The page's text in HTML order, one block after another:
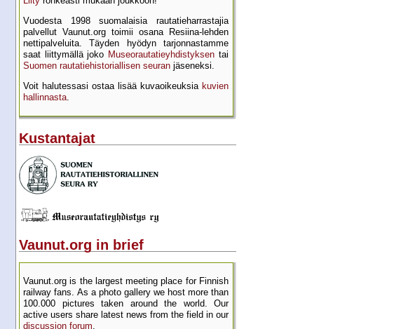
Vuodesta 1998 suomalaisia rautatie­harrastajia
palvellut Vaunut.org toimii osana Resiina-lehden
netti­palveluita. Täyden hyödyn tarjon­nastamme
saat liittymällä joko Museo­rautatie­yhdistyksen tai
Suomen rautatie­historial­lisen seuran jäseneksi.
Voit halutessasi ostaa lisää kuva­oikeuksia kuvien
hallinnasta.
Kustantajat
Vaunut.org in brief
Vaunut.org is the largest meeting place for Finnish
railway fans. As a photo gallery we host more than
100.000 pictures taken around the world. Our
active users share latest news from the field in our
discussion forum